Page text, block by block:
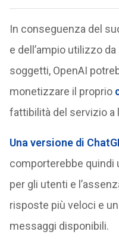
In conseguenza del
e dell’ampio utilizzo
soggetti, OpenAI
monetizzare il proprio
fattibilità del servizio a
Una versione di
comporterebbe quindi
per gli utenti e
risposte più veloci e
messaggi disponibili.